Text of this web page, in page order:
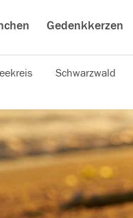
Gedenkkerzen
Schwarzwald